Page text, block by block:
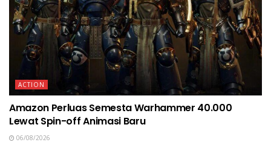
ACTION
Amazon Perluas Semesta Warhammer 40.000
Lewat Spin-off Animasi Baru
06/08/2026